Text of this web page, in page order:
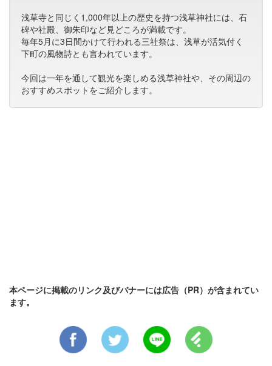
浅草寺と同じく1,000年以上の歴史を持つ浅草神社には、石
碑や社殿、御朱印など見どころが満載です。
毎年5月に3日間かけて行われる三社祭は、浅草が活気付く
下町の風物詩とも言われています。
今回は一年を通して観光を楽しめる浅草神社や、その周辺の
おすすめスポットをご紹介します。
本ページに掲載のリンク及びバナーには広告（PR）が含まれてい
ます。